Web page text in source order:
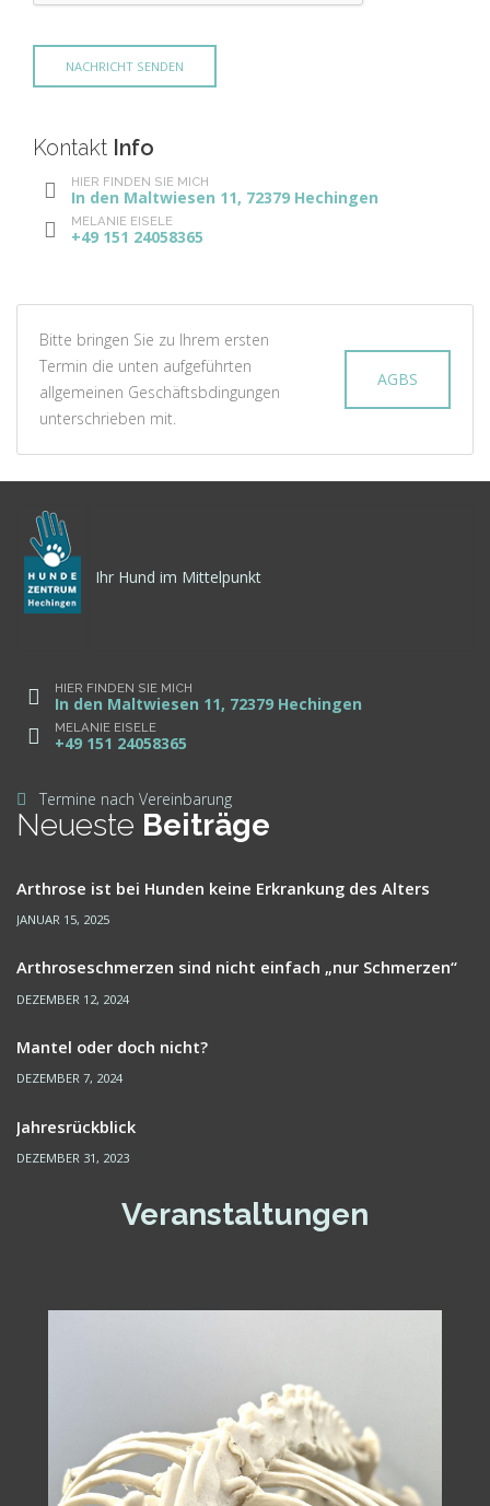
Kontakt Info
HIER FINDEN SIE MICH
In den Maltwiesen 11, 72379 Hechingen
MELANIE EISELE
+49 151 24058365
Bitte bringen Sie zu Ihrem ersten
Termin die unten aufgeführten
allgemeinen Geschäftsbdingungen
unterschrieben mit.
AGBS
Ihr Hund im Mittelpunkt
HIER FINDEN SIE MICH
In den Maltwiesen 11, 72379 Hechingen
MELANIE EISELE
+49 151 24058365
Termine nach Vereinbarung
Neueste Beiträge
Arthrose ist bei Hunden keine Erkrankung des Alters
JANUAR 15, 2025
Arthroseschmerzen sind nicht einfach „nur Schmerzen“
DEZEMBER 12, 2024
Mantel oder doch nicht?
DEZEMBER 7, 2024
Jahresrückblick
DEZEMBER 31, 2023
Veranstaltungen